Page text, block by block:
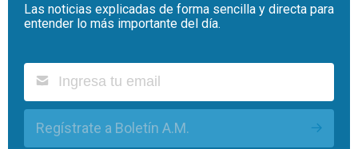
Las noticias explicadas de forma sencilla y directa para
entender lo más importante del día.
Regístrate a Boletín A.M.